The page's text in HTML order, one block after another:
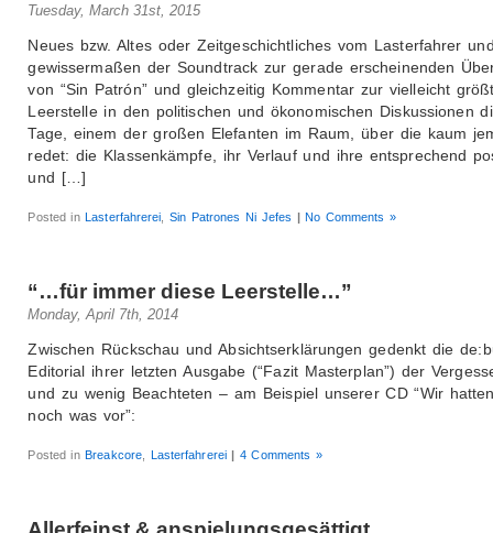
Tuesday, March 31st, 2015
Neues bzw. Altes oder Zeitgeschichtliches vom Lasterfahrer
gewissermaßen der Soundtrack zur gerade erscheinenden
von “Sin Patrón” und gleichzeitig Kommentar zur vielleicht
Leerstelle in den politischen und ökonomischen Diskussionen
Tage, einem der großen Elefanten im Raum, über die kaum
redet: die Klassenkämpfe, ihr Verlauf und ihre entsprechend
und […]
Posted inLasterfahrerei ,Sin Patrones Ni Jefes | No Comments »
“…für immer diese Leerstelle…”
Monday, April 7th, 2014
Zwischen Rückschau und Absichtserklärungen gedenkt die
Editorial ihrer letzten Ausgabe (“Fazit Masterplan”) der
und zu wenig Beachteten – am Beispiel unserer CD “Wir
noch was vor”:
Posted inBreakcore Lasterfahrerei | 4 Comments »